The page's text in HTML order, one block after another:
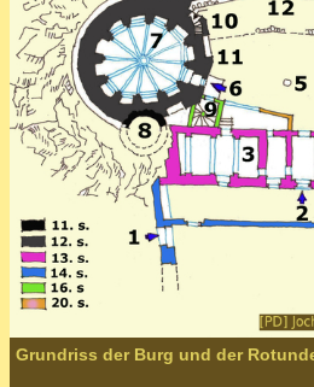
Grundriss der Burg und der